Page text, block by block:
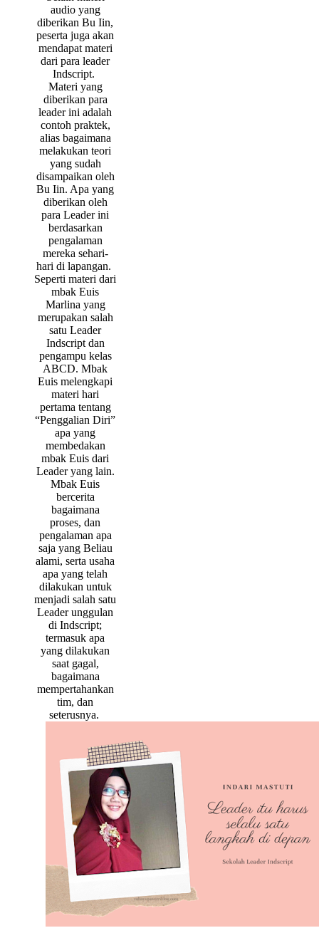
audio yang
diberikan Bu Iin,
peserta juga akan
mendapat materi
dari para leader
Indscript.
Materi yang
diberikan para
leader ini adalah
contoh praktek,
alias bagaimana
melakukan teori
yang sudah
disampaikan oleh
Bu Iin. Apa yang
diberikan oleh
para Leader ini
berdasarkan
pengalaman
mereka sehari-
hari di lapangan.
Seperti materi dari
mbak Euis
Marlina yang
merupakan salah
satu Leader
Indscript dan
pengampu kelas
ABCD. Mbak
Euis melengkapi
materi hari
pertama tentang
“Penggalian Diri”
apa yang
membedakan
mbak Euis dari
Leader yang lain.
Mbak Euis
bercerita
bagaimana
proses, dan
pengalaman apa
saja yang Beliau
alami, serta usaha
apa yang telah
dilakukan untuk
menjadi salah satu
Leader unggulan
di Indscript;
termasuk apa
yang dilakukan
saat gagal,
bagaimana
mempertahankan
tim, dan
seterusnya.